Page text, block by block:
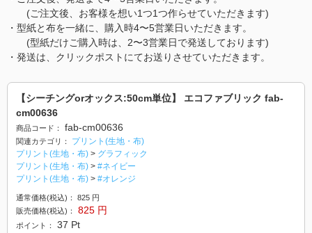
(ご注文後、お客様を想い1つ1つ作らせていただきます)
・型紙と布を一緒に、購入時4〜5営業日いただきます。
(型紙だけご購入時は、2〜3営業日で発送しております)
・発送は、クリックポストにてお送りさせていただきます。
【シーチングorオックス:50cm単位】 エコファブリック fab-
cm00636
商品コード： fab-cm00636
関連カテゴリ：
プリント(生地・布)
プリント(生地・布) > グラフィック
プリント(生地・布) > #ネイビー
プリント(生地・布) > #オレンジ
通常価格(税込)： 825 円
販売価格(税込)：
825 円
ポイント： 37 Pt